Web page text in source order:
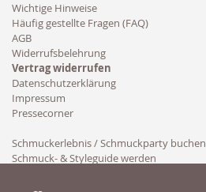
Wichtige Hinweise
Häufig gestellte Fragen (FAQ)
AGB
Widerrufsbelehrung
Vertrag widerrufen
Datenschutzerklärung
Impressum
Pressecorner
Schmuckerlebnis / Schmuckparty buchen
Schmuck- & Styleguide werden